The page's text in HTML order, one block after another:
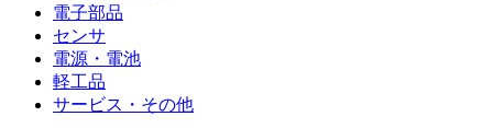
電子部品
センサ
電源・電池
軽工品
サービス・その他